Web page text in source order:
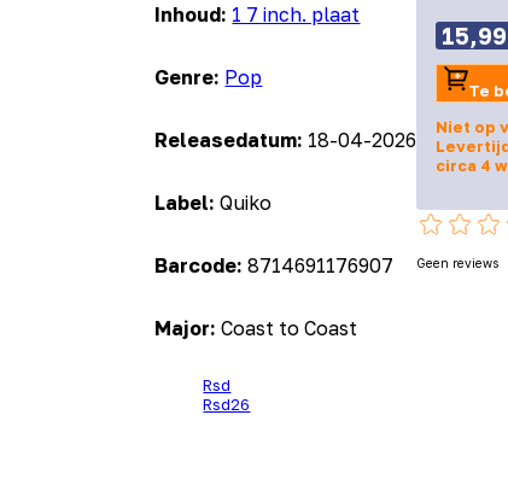
Inhoud: 1 7 inch. plaat
Genre: Pop
Releasedatum: 18-04-2026
Label:Quiko
Barcode:8714691176907
Major:Coast to Coast
Rsd
Rsd26
15,99
Te
Niet op
circa 4
Geen reviews